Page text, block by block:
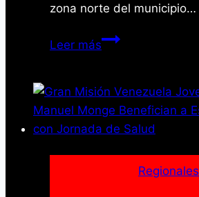
zona norte del municipio…
Leer másYaracuy:
Techado
para
Club
DominóRegionales